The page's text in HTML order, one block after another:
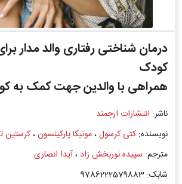
درمان شناختی رفتاری والد مدار
کودک
همراهی با والدین جهت کمک به
ناشر: انتشارات ارجمند
نویسنده: کتی کرسول،مونیکا پارکینسون،کرستین
مترجم: سپیده نوربخش زاد،آیدا انصاری
شابک: 9786222579883